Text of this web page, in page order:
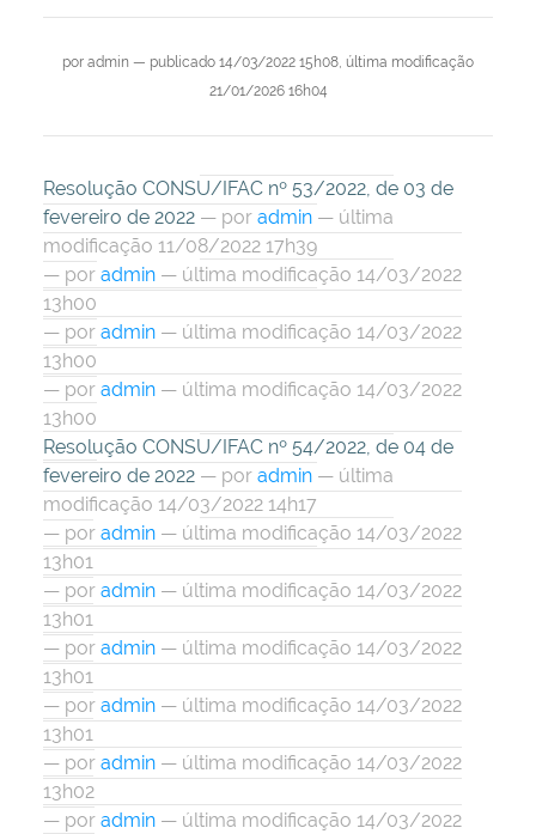
por admin — publicado 14/03/2022 15h08, última modificação
21/01/2026 16h04
Resolução CONSU/IFAC nº 53/2022, de 03 de
fevereiro de 2022 — por admin — última
modificação 11/08/2022 17h39
— por admin — última modificação 14/03/2022
13h00
— por admin — última modificação 14/03/2022
13h00
— por admin — última modificação 14/03/2022
13h00
Resolução CONSU/IFAC nº 54/2022, de 04 de
fevereiro de 2022 — por admin — última
modificação 14/03/2022 14h17
— por admin — última modificação 14/03/2022
13h01
— por admin — última modificação 14/03/2022
13h01
— por admin — última modificação 14/03/2022
13h01
— por admin — última modificação 14/03/2022
13h01
— por admin — última modificação 14/03/2022
13h02
— por admin — última modificação 14/03/2022